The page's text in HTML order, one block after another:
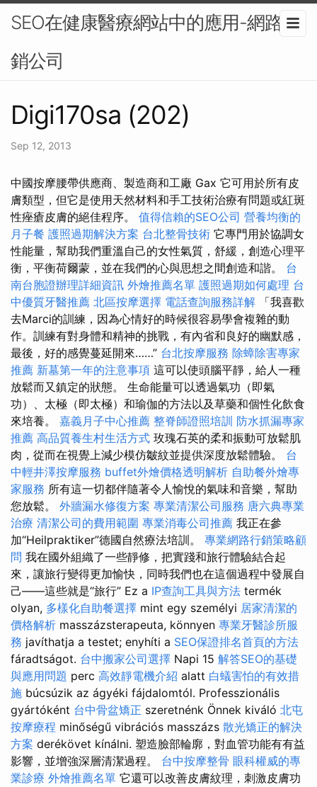
SEO在健康醫療網站中的應用-網路行
銷公司
Digi170sa (202)
Sep 12, 2013
中國按摩腰帶供應商、製造商和工廠 Gax 它可用於所有皮
膚類型，但它是使用天然材料和手工技術治療有問題或紅斑
性痤瘡皮膚的絕佳程序。 值得信賴的SEO公司 營養均衡的
月子餐 護照過期解決方案 台北整骨技術 它專門用於協調女
性能量，幫助我們重溫自己的女性氣質，舒緩，創造心理平
衡，平衡荷爾蒙，並在我們的心與思想之間創造和諧。 台
南台胞證辦理詳細資訊 外燴推薦名單 護照過期如何處理 台
中優質牙醫推薦 北區按摩選擇 電話查詢服務詳解 「我喜歡
去Marci的訓練，因為心情好的時候很容易學會複雜的動
作。訓練有對身體和精神的挑戰，有內省和良好的幽默感，
最後，好的感覺蔓延開來……” 台北按摩服務 除蟑除害專家
推薦 新墓第一年的注意事項 這可以使頭腦平靜，給人一種
放鬆而又鎮定的狀態。 生命能量可以透過氣功（即氣
功）、太極（即太極）和瑜伽的方法以及草藥和個性化飲食
來培養。 嘉義月子中心推薦 整脊師證照培訓 防水抓漏專家
推薦 高品質養生村生活方式 玫瑰石英的柔和振動可放鬆肌
肉，從而在視覺上減少模仿皺紋並提供深度放鬆體驗。 台
中輕井澤按摩服務 buffet外燴價格透明解析 自助餐外燴專
家服務 所有這一切都伴隨著令人愉悅的氣味和音樂，幫助
您放鬆。 外牆漏水修復方案 專業清潔公司服務 唐六典專業
治療 清潔公司的費用範圍 專業消毒公司推薦 我正在參
加“Heilpraktiker”德國自然療法培訓。 專業網路行銷策略顧
問 我在國外組織了一些靜修，把實踐和旅行體驗結合起
來，讓旅行變得更加愉快，同時我們也在這個過程中發展自
己——這些就是“旅行” Ez a IP查詢工具與方法 termék
olyan, 多樣化自助餐選擇 mint egy személyi 居家清潔的
價格解析 masszázsterapeuta, könnyen 專業牙醫診所服
務 javíthatja a testet; enyhíti a SEO保證排名首頁的方法
fáradtságot. 台中搬家公司選擇 Napi 15 解答SEO的基礎
與應用問題 perc 高效靜電機介紹 alatt 白蟻害怕的有效措
施 búcsúzik az ágyéki fájdalomtól. Professzionális
gyártóként 台中骨盆矯正 szeretnénk Önnek kiváló 北屯
按摩療程 minőségű vibrációs masszázs 散光矯正的解決
方案 derékövet kínálni. 塑造臉部輪廓，對血管功能有有益
影響，並增強深層清潔過程。 台中按摩整骨 眼科權威的專
業診療 外燴推薦名單 它還可以改善皮膚紋理，刺激皮膚功